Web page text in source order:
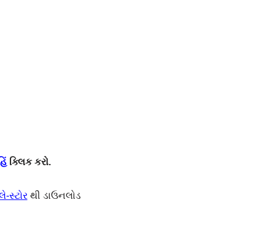
ક્લિક કરો.
સ્ટોરથી ડાઉનલોડ